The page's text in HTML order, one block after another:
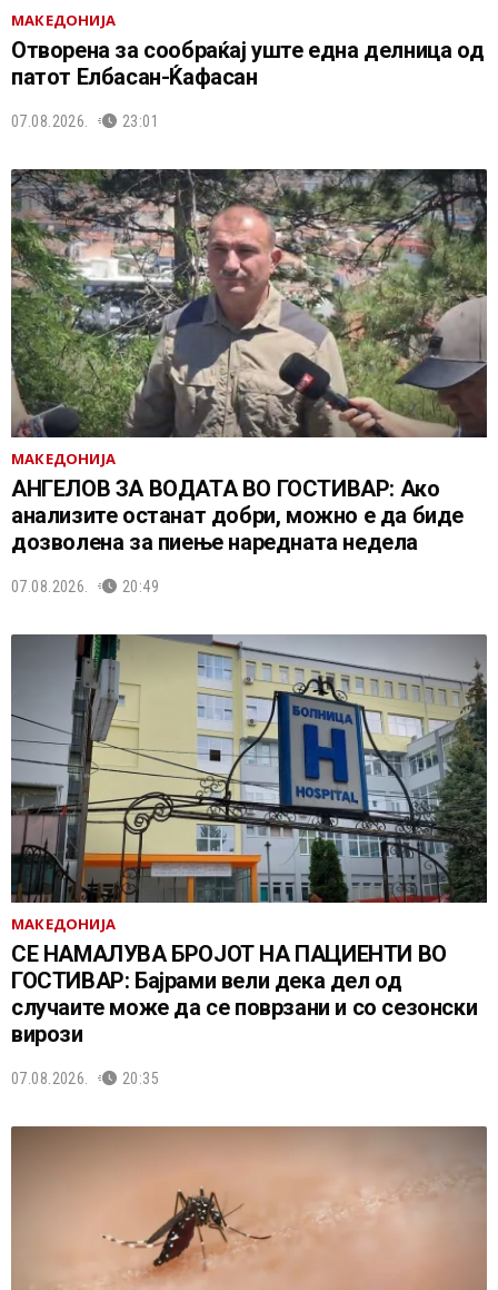
МАКЕДОНИЈА
Отворена за сообраќај уште една делница од
патот Елбасан-Ќафасан
07.08.2026. 23:01
МАКЕДОНИЈА
АНГЕЛОВ ЗА ВОДАТА ВО ГОСТИВАР: Ако
анализите останат добри, можно е да биде
дозволена за пиење наредната недела
07.08.2026. 20:49
МАКЕДОНИЈА
СЕ НАМАЛУВА БРОЈОТ НА ПАЦИЕНТИ ВО
ГОСТИВАР: Бајрами вели дека дел од
случаите може да се поврзани и со сезонски
вирози
07.08.2026. 20:35